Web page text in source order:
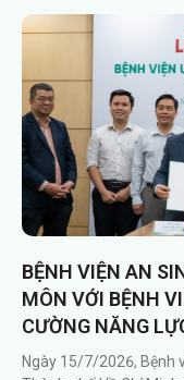
BỆNH VIỆN AN
MÔN VỚI BỆNH
CƯỜNG NĂNG
Ngày 15/7/2026, Bệnh